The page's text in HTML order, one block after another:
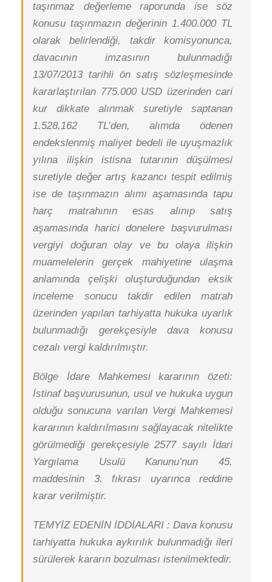
taşınmaz değerleme raporunda ise söz
konusu taşınmazın değerinin 1.400.000 TL
olarak belirlendiği, takdir komisyonunca,
davacının imzasının bulunmadığı
13/07/2013 tarihli ön satış sözleşmesinde
kararlaştırılan 775.000 USD üzerinden cari
kur dikkate alınmak suretiyle saptanan
1.528.162 TL’den, alımda ödenen
endekslenmiş maliyet bedeli ile uyuşmazlık
yılına ilişkin istisna tutarının düşülmesi
suretiyle değer artış kazancı tespit edilmiş
ise de taşınmazın alımı aşamasında tapu
harç matrahının esas alınıp satış
aşamasında harici donelere başvurulması
vergiyi doğuran olay ve bu olaya ilişkin
muamelelerin gerçek mahiyetine ulaşma
anlamında çelişki oluşturduğundan eksik
inceleme sonucu takdir edilen matrah
üzerinden yapılan tarhiyatta hukuka uyarlık
bulunmadığı gerekçesiyle dava konusu
cezalı vergi kaldırılmıştır.
Bölge İdare Mahkemesi kararının özeti:
İstinaf başvurusunun, usul ve hukuka uygun
olduğu sonucuna varılan Vergi Mahkemesi
kararının kaldırılmasını sağlayacak nitelikte
görülmediği gerekçesiyle 2577 sayılı İdari
Yargılama Usulü Kanunu’nun 45.
maddesinin 3. fıkrası uyarınca reddine
karar verilmiştir.
TEMYİZ EDENİN İDDİALARI : Dava konusu
tarhiyatta hukuka aykırılık bulunmadığı ileri
sürülerek kararın bozulması istenilmektedir.